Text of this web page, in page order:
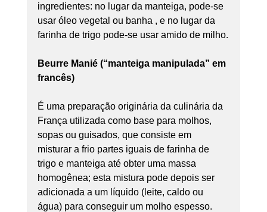
ingredientes: no lugar da manteiga, pode-se
usar óleo vegetal ou banha , e no lugar da
farinha de trigo pode-se usar amido de milho.
Beurre Manié (“manteiga manipulada” em
francês)
É uma preparação originária da culinária da
França utilizada como base para molhos,
sopas ou guisados, que consiste em
misturar a frio partes iguais de farinha de
trigo e manteiga até obter uma massa
homogênea; esta mistura pode depois ser
adicionada a um líquido (leite, caldo ou
água) para conseguir um molho espesso.